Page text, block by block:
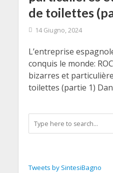
de toilettes
14 Giugno, 2024
L’entreprise
conquis le monde:
bizarres et
toilettes (partie 1)
Tweets by SintesiBagno